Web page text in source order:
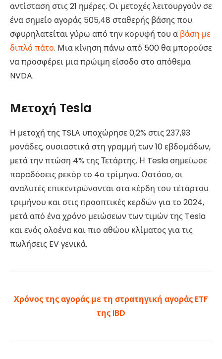
αντίσταση στις 21 ημέρες. Οι μετοχές λειτουργούν σε
ένα σημείο αγοράς 505,48 σταθερής βάσης που
σφυρηλατείται γύρω από την κορυφή του α βάση με
διπλό πάτο. Μια κίνηση πάνω από 500 θα μπορούσε
να προσφέρει μια πρώιμη είσοδο στο απόθεμα
NVDA.
Μετοχή Tesla
Η μετοχή της TSLA υποχώρησε 0,2% στις 237,93
μονάδες, ουσιαστικά στη γραμμή των 10 εβδομάδων,
μετά την πτώση 4% της Τετάρτης. Η Tesla σημείωσε
παραδόσεις ρεκόρ το 4ο τρίμηνο. Ωστόσο, οι
αναλυτές επικεντρώνονται στα κέρδη του τέταρτου
τριμήνου και στις προοπτικές κερδών για το 2024,
μετά από ένα χρόνο μειώσεων των τιμών της Tesla
και ενός ολοένα και πιο αθώου κλίματος για τις
πωλήσεις EV γενικά.
Χρόνος της αγοράς με τη στρατηγική αγοράς ETF
της IBD